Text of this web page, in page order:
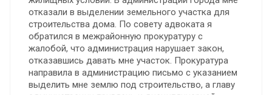
отказали в выделении земельного участка для
строительства дома. По совету адвоката я
обратился в межрайонную прокуратуру с
жалобой, что администрация нарушает закон,
отказавшись давать мне участок. Прокуратура
направила в администрацию письмо с указанием
выделить мне землю под строительство, а главу